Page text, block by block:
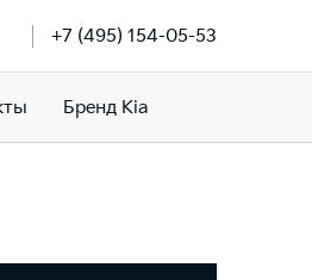
+7 (495) 154-05-53
Бренд Kia